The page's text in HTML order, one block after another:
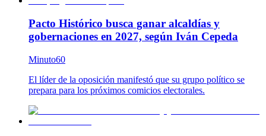
Pacto Histórico busca ganar alcaldías y
gobernaciones en 2027, según Iván Cepeda
Minuto60
El líder de la oposición manifestó que su grupo político se
prepara para los próximos comicios electorales.